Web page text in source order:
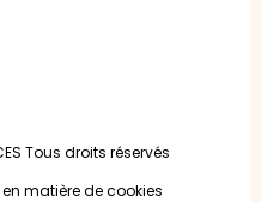
Tous droits réservés
matière de cookies